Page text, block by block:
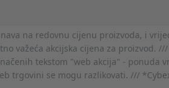
na redovnu cijenu proizvoda, i
važeća akcijska cijena za proizvod.
tekstom "web akcija" -
trgovini se mogu razlikovati. ///